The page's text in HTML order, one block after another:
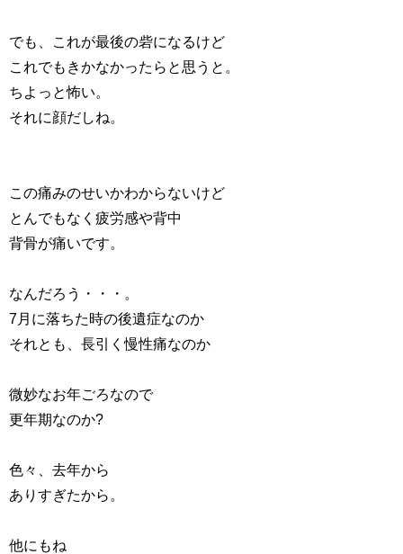
でも、これが最後の砦になるけど
これでもきかなかったらと思うと。
ちよっと怖い。
それに顔だしね。
この痛みのせいかわからないけど
とんでもなく疲労感や背中
背骨が痛いです。
なんだろう・・・。
7月に落ちた時の後遺症なのか
それとも、長引く慢性痛なのか
微妙なお年ごろなので
更年期なのか?
色々、去年から
ありすぎたから。
他にもね